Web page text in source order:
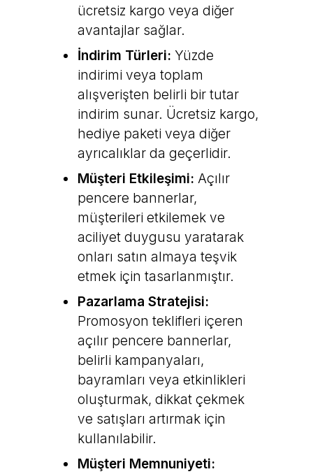
ücretsiz kargo veya diğer
avantajlar sağlar.
İndirim Türleri: Yüzde
indirimi veya toplam
alışverişten belirli bir tutar
indirim sunar. Ücretsiz kargo,
hediye paketi veya diğer
ayrıcalıklar da geçerlidir.
Müşteri Etkileşimi: Açılır
pencere bannerlar,
müşterileri etkilemek ve
aciliyet duygusu yaratarak
onları satın almaya teşvik
etmek için tasarlanmıştır.
Pazarlama Stratejisi:
Promosyon teklifleri içeren
açılır pencere bannerlar,
belirli kampanyaları,
bayramları veya etkinlikleri
oluşturmak, dikkat çekmek
ve satışları artırmak için
kullanılabilir.
Müşteri Memnuniyeti: